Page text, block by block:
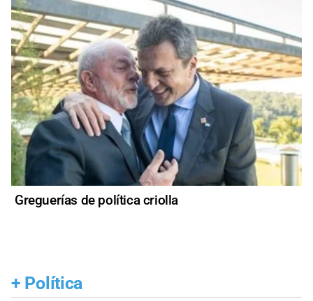
Greguerías de política criolla
+ Política